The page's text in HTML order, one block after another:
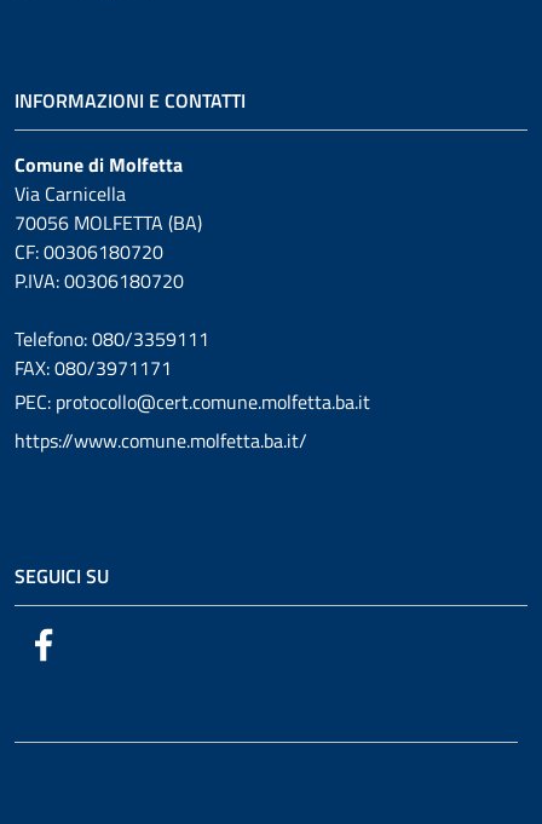
INFORMAZIONI E CONTATTI
Comune di Molfetta
Via Carnicella
70056 MOLFETTA (BA)
CF: 00306180720
P.IVA: 00306180720
Telefono: 080/3359111
FAX: 080/3971171
PEC: protocollo@cert.comune.molfetta.ba.it
https://www.comune.molfetta.ba.it/
SEGUICI SU